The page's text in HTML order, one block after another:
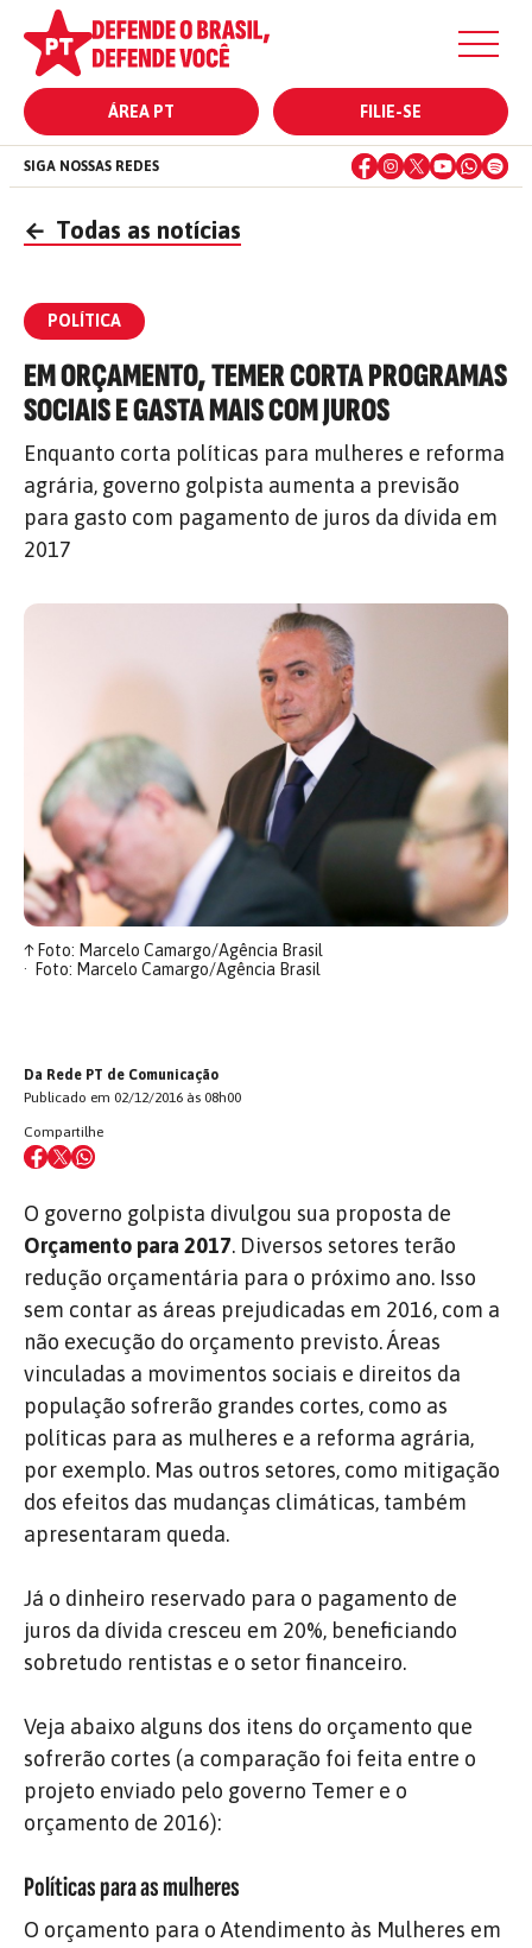
ÁREA PT FILIE-SE
SIGA NOSSAS REDES
← Todas as notícias
POLÍTICA
EM ORÇAMENTO, TEMER CORTA PROGRAMAS
SOCIAIS E GASTA MAIS COM JUROS
Enquanto corta políticas para mulheres e reforma
agrária, governo golpista aumenta a previsão
para gasto com pagamento de juros da dívida em
2017
↑Foto: Marcelo Camargo/Agência Brasil
Foto: Marcelo Camargo/Agência Brasil
Da Rede PT de Comunicação
Publicado em 02/12/2016 às 08h00
Compartilhe
O governo golpista divulgou sua proposta de
Orçamento para 2017. Diversos setores terão
redução orçamentária para o próximo ano. Isso
sem contar as áreas prejudicadas em 2016, com a
não execução do orçamento previsto. Áreas
vinculadas a movimentos sociais e direitos da
população sofrerão grandes cortes, como as
políticas para as mulheres e a reforma agrária,
por exemplo. Mas outros setores, como mitigação
dos efeitos das mudanças climáticas, também
apresentaram queda.
Já o dinheiro reservado para o pagamento de
juros da dívida cresceu em 20%, beneficiando
sobretudo rentistas e o setor financeiro.
Veja abaixo alguns dos itens do orçamento que
sofrerão cortes (a comparação foi feita entre o
projeto enviado pelo governo Temer e o
orçamento de 2016):
Políticas para as mulheres
O orçamento para o Atendimento às Mulheres em